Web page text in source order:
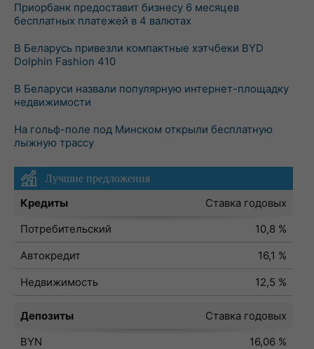
Приорбанк предоставит бизнесу 6 месяцев
бесплатных платежей в 4 валютах
В Беларусь привезли компактные хэтчбеки BYD
Dolphin Fashion 410
В Беларуси назвали популярную интернет-площадку
недвижимости
На гольф-поле под Минском открыли бесплатную
лыжную трассу
Лучшие предложения
Кредиты
Ставка годовых
Потребительский
10,8 %
Автокредит
16,1 %
Недвижимость
12,5 %
Депозиты
Ставка годовых
BYN
16,06 %